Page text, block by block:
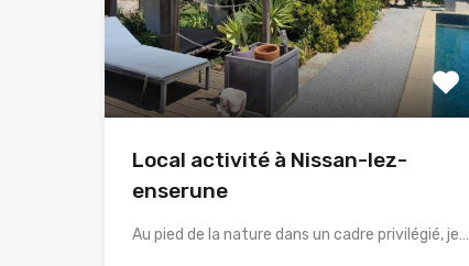
Local activité à Nissan-lez-
enserune
Au pied de la nature dans un cadre privilégié, je…